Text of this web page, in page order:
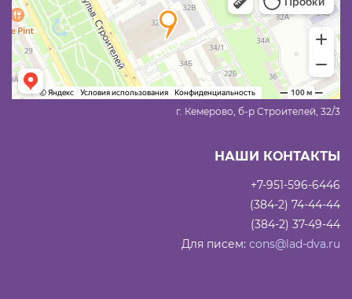
г. Кемерово, б-р Строителей, 32/3
НАШИ КОНТАКТЫ
+7-951-596-6446
(384-2) 74-44-44
(384-2) 37-49-44
Для писем: cons@lad-dva.ru